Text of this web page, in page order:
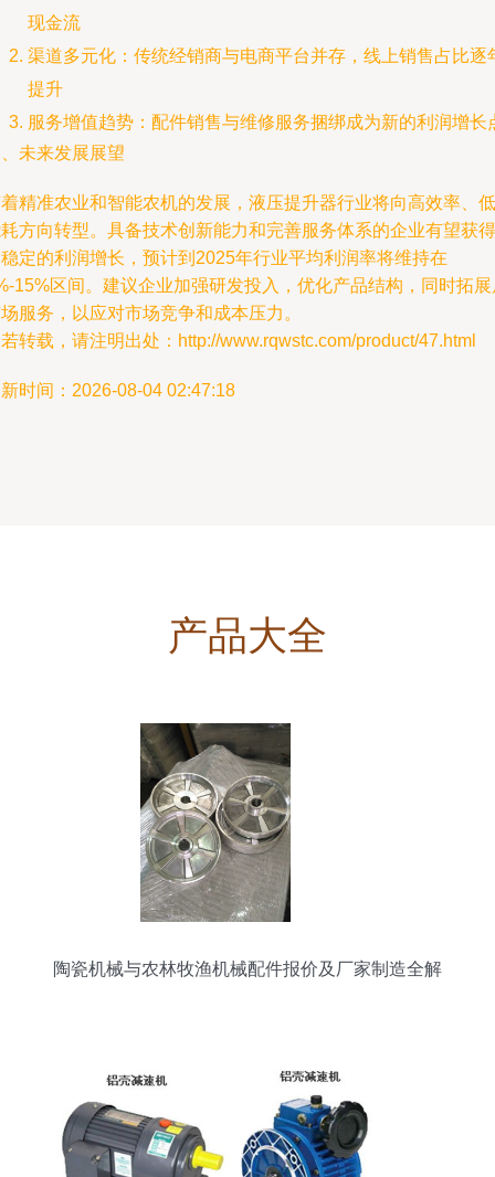
现金流
渠道多元化：传统经销商与电商平台并存，线上销售占比逐
提升
服务增值趋势：配件销售与维修服务捆绑成为新的利润增长
未来发展展望
精准农业和智能农机的发展，液压提升器行业将向高效率、低
方向转型。具备技术创新能力和完善服务体系的企业有望获得
定的利润增长，预计到2025年行业平均利润率将维持在
15%区间。建议企业加强研发投入，优化产品结构，同时拓展
服务，以应对市场竞争和成本压力。
转载，请注明出处：http://www.rqwstc.com/product/47.html
时间：2026-08-04 02:47:18
产品大全
陶瓷机械与农林牧渔机械配件报价及厂家制造全解